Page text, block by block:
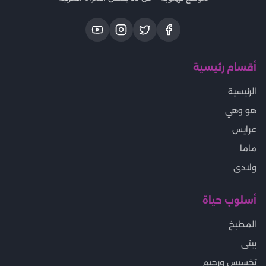
أقسام رئيسية
الرئيسية
هو وهي
عرايس
ماما
ولادى
أسلوب حياة
المطبخ
بيتى
تخسيس ورجيم